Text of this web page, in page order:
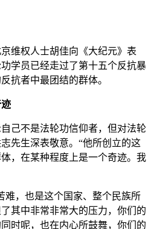
维权人士胡佳向《大纪元》表
学员已经走过了第十五个反抗暴
抗者中最团结的群体。
己不是法轮功信仰者，但对法轮
先生深表敬意。“他所创立的这
，在某种程度上是一个奇迹。我
难，也是这个国家、整个民族所
其中非常非常大的压力，你们的
时呢，也在内心所鼓舞，你们的